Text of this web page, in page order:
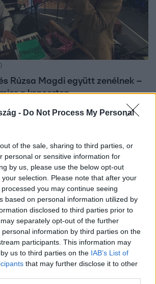
- Do Not Process My Personal
of the sale, sharing to third parties, or
personal or sensitive information for
by us, please use the below opt-out
selection. Please note that after your
you may continue seeing
based on personal information utilized by
disclosed to third parties prior to
separately opt-out of the further
information by third parties on the
participants. This information may
us to third parties on the IAB’s List of
that may further disclose it to other
Rúzsa Magdi együtt zenélnek –
a koncerten
Rúzsa Magdi újra együtt lépnek
Dome-ban. Különleges forgószínpad,
4:57